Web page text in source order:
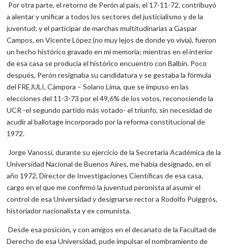
Por otra parte, el retorno de Perón al país, el 17-11-72, contribuyó
a alentar y unificar a todos los sectores del justicialismo y de la
juventud; y el participar de marchas multitudinarias a Gaspar
Campos, en Vicente López (no muy lejos de donde yo vivía), fueron
un hecho histórico gravado en mi memoria; mientras en el interior
de esa casa se producía el histórico encuentro con Balbín. Poco
después, Perón resignaba su candidatura y se gestaba la fórmula
del FREJULI, Cámpora – Solano Lima, que se impuso en las
elecciones del 11-3-73 por el 49,6% de los votos, reconociendo la
UCR -el segundo partido más votado- el triunfo, sin necesidad de
acudir al ballotage incorporado por la reforma constitucional de
1972.
Jorge Vanossi, durante su ejercicio de la Secretaría Académica de la
Universidad Nacional de Buenos Aires, me había designado, en el
año 1972, Director de Investigaciones Científicas de esa casa,
cargo en el que me confirmó la juventud peronista al asumir el
control de esa Universidad y designarse rector a Rodolfo Puiggrós,
historiador nacionalista y ex comunista.
Desde esa posición, y con amigos en el decanato de la Facultad de
Derecho de esa Universidad, pude impulsar el nombramiento de